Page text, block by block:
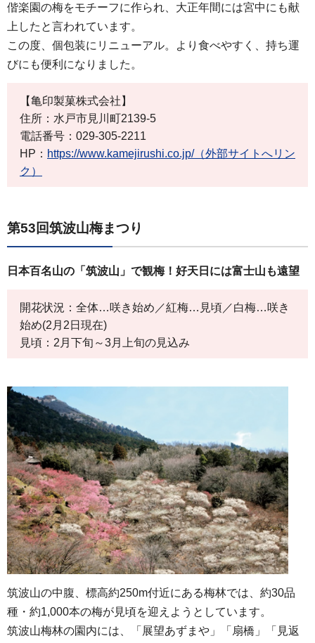
偕楽園の梅をモチーフに作られ、大正年間には宮中にも献
上したと言われています。
この度、個包装にリニューアル。より食べやすく、持ち運
びにも便利になりました。
【亀印製菓株式会社】
住所：水戸市見川町2139-5
電話番号：029-305-2211
HP： https://www.kamejirushi.co.jp/（外部サイトへリン
ク）
第53回筑波山梅まつり
日本百名山の「筑波山」で観梅！好天日には富士山も遠望
開花状況：全体…咲き始め／紅梅…見頃／白梅…咲き
始め(2月2日現在)
見頃：2月下旬～3月上旬の見込み
筑波山の中腹、標高約250m付近にある梅林では、約30品
種・約1,000本の梅が見頃を迎えようとしています。
筑波山梅林の園内には、「展望あずまや」「扇橋」「見返